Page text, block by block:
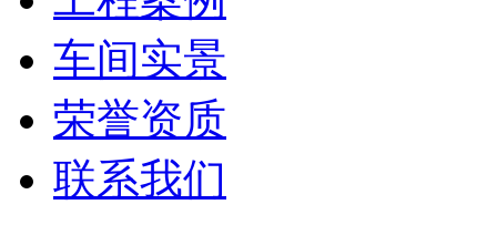
车间实景
荣誉资质
联系我们